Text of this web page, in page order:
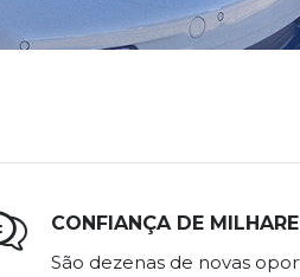
CONFIANÇA DE
São dezenas de novas